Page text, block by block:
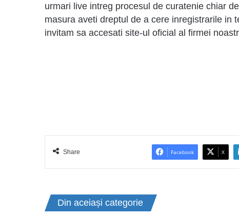
urmari live intreg procesul de curatenie chiar
masura aveti dreptul de a cere inregistrarile in
invitam sa accesati site-ul oficial al firmei
Share Facebook X
Din aceiași categorie